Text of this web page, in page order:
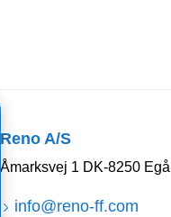
Reno A/S
Åmarksvej 1 DK-8250 Egå
info@reno-ff.com